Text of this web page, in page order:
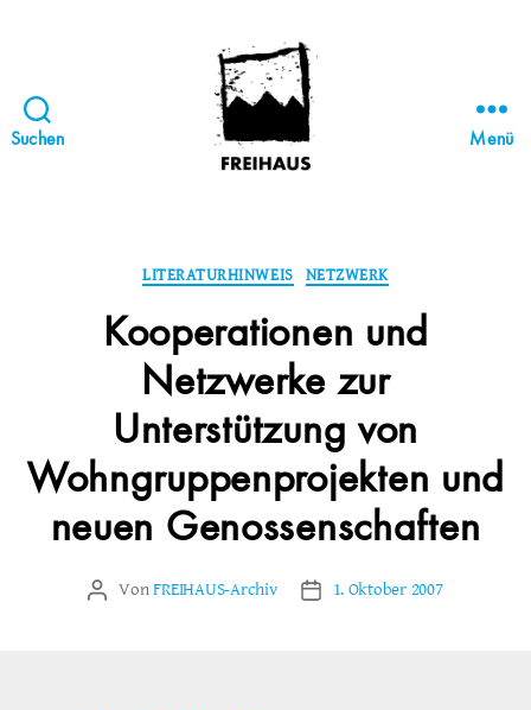
Suchen
STATTBAU
HAMBURG
Menü
Kategorien
LITERATURHINWEIS NETZWERK
Kooperationen und
Netzwerke zur
Unterstützung von
Wohngruppenprojekten und
neuen Genossenschaften
Beitragsautor
VonFREIHAUS-Archiv Veröffentlichungsdatum
1. Oktober 2007